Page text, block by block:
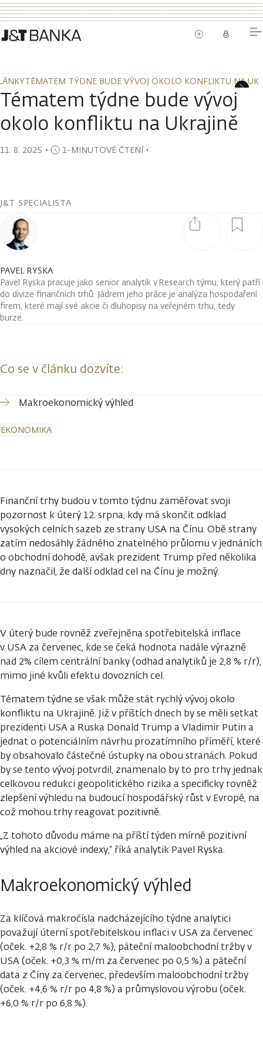
TÉMATEM TÝDNE BUDE VÝVOJ OKOLO KONFLIKTU NA
TÉMATEM TÝDNE BUDE VÝVOJ OKOLO KONFLIKTU NA
Tématem týdne bude vývoj
okolo konfliktu na Ukrajině
11. 8. 2025 ・ 1-MINUTOVÉ ČTENÍ・
J&T SPECIALISTA
PAVEL RYSKA
Pavel Ryska pracuje jako senior analytik v Research týmu, který patří
do divize finančních trhů. Jádrem jeho práce je analýza hospodaření
firem, které mají své akcie či dluhopisy na veřejném trhu, tedy
burze.
Co se v článku dozvíte:
Makroekonomický výhled
EKONOMIKA
Finanční trhy budou v tomto týdnu zaměřovat svoji
pozornost k úterý 12. srpna, kdy má skončit odklad
vysokých celních sazeb ze strany USA na Čínu. Obě strany
zatím nedosáhly žádného znatelného průlomu v jednáních
o obchodní dohodě, avšak prezident Trump před několika
dny naznačil, že další odklad cel na Čínu je možný.
V úterý bude rovněž zveřejněna spotřebitelská inflace
v USA za červenec, kde se čeká hodnota nadále výrazně
nad 2% cílem centrální banky (odhad analytiků je 2,8 % r/r),
mimo jiné kvůli efektu dovozních cel.
Tématem týdne se však může stát rychlý vývoj okolo
konfliktu na Ukrajině. Již v příštích dnech by se měli setkat
prezidenti USA a Ruska Donald Trump a Vladimir Putin a
jednat o potenciálním návrhu prozatímního příměří, které
by obsahovalo částečné ústupky na obou stranách. Pokud
by se tento vývoj potvrdil, znamenalo by to pro trhy jednak
celkovou redukci geopolitického rizika a specificky rovněž
zlepšení výhledu na budoucí hospodářský růst v Evropě, na
což mohou trhy reagovat pozitivně.
„Z tohoto důvodu máme na příští týden mírně pozitivní
výhled na akciové indexy,“ říká analytik Pavel Ryska.
Makroekonomický výhled
Za klíčová makročísla nadcházejícího týdne analytici
považují úterní spotřebitelskou inflaci v USA za červenec
(oček. +2,8 % r/r po 2,7 %), páteční maloobchodní tržby v
USA (oček. +0,3 % m/m za červenec po 0,5 %) a páteční
data z Číny za červenec, především maloobchodní tržby
(oček. +4,6 % r/r po 4,8 %) a průmyslovou výrobu (oček.
+6,0 % r/r po 6,8 %).